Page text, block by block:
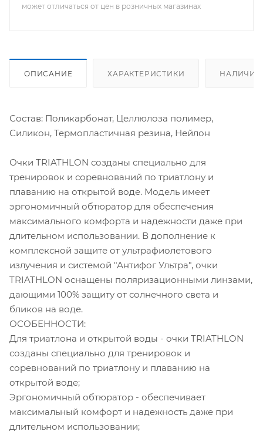
может отличаться от цен в розничных магазинах
ОПИСАНИЕ ХАРАКТЕРИСТИКИ НАЛИЧИЕ
Состав: Поликарбонат, Целлюлоза полимер,
Силикон, Термопластичная резина, Нейлон
Очки TRIATHLON созданы специально для
тренировок и соревнований по триатлону и
плаванию на открытой воде. Модель имеет
эргономичный обтюратор для обеспечения
максимального комфорта и надежности даже при
длительном использовании. В дополнение к
комплексной защите от ультрафиолетового
излучения и системой "Антифог Ультра", очки
TRIATHLON оснащены поляризационными линзами,
дающими 100% защиту от солнечного света и
бликов на воде.
ОСОБЕННОСТИ:
Для триатлона и открытой воды - очки TRIATHLON
созданы специально для тренировок и
соревнований по триатлону и плаванию на
открытой воде;
Эргономичный обтюратор - обеспечивает
максимальный комфорт и надежность даже при
длительном использовании;